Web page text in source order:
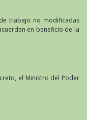
trabajo no modificadas
en beneficio de la
el Ministro del Poder